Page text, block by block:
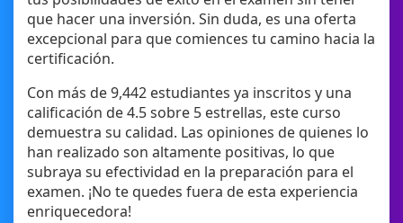
que hacer una inversión. Sin duda, es una oferta
excepcional para que comiences tu camino hacia la
certificación.
Con más de 9,442 estudiantes ya inscritos y una
calificación de 4.5 sobre 5 estrellas, este curso
demuestra su calidad. Las opiniones de quienes lo
han realizado son altamente positivas, lo que
subraya su efectividad en la preparación para el
examen. ¡No te quedes fuera de esta experiencia
enriquecedora!